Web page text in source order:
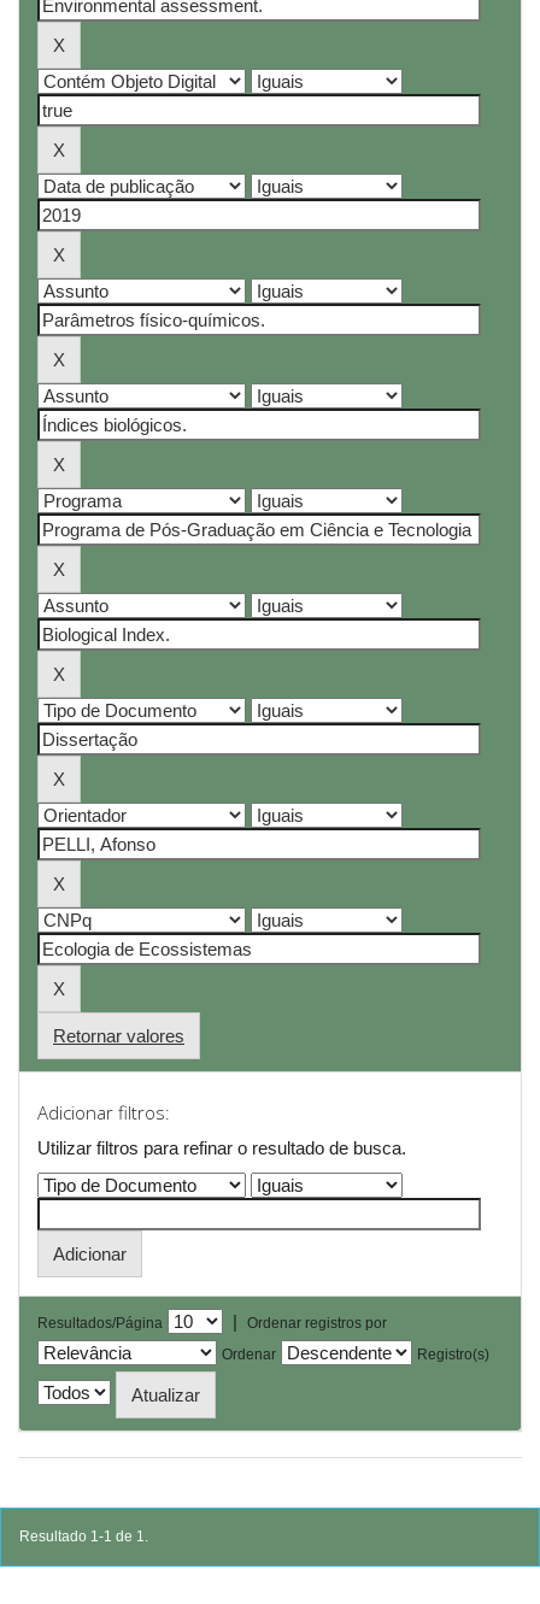
Retornar valores
Adicionar filtros:
Utilizar filtros para refinar o resultado de busca.
Resultados/Página |
Ordenar registros por
Ordenar
Registro(s)
Resultado 1-1 de 1.